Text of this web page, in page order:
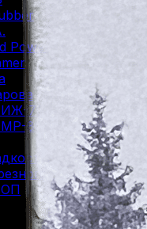
Power
ИЖ-79 (МР-79)
80
оружия